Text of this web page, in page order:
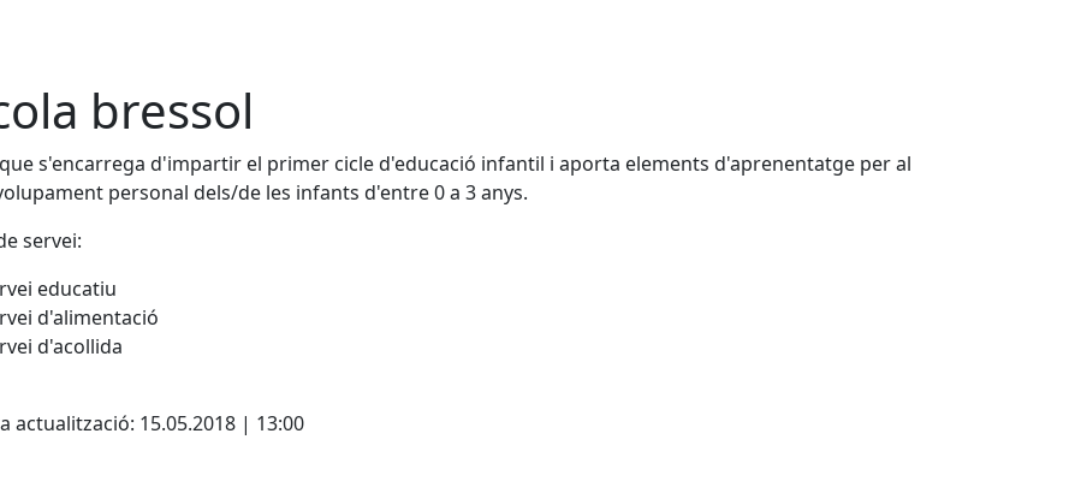
bressol
s'encarrega d'impartir el primer cicle d'educació infantil i aporta elements d'aprenentatge per al
personal dels/de les infants d'entre 0 a 3 anys.
servei:
educatiu
d'alimentació
d'acollida
actualització: 15.05.2018 | 13:00